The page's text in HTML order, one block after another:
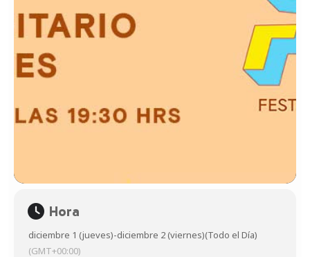
Hora
diciembre 1 (jueves)-diciembre 2 (viernes)(Todo el Día)
(GMT+00:00)